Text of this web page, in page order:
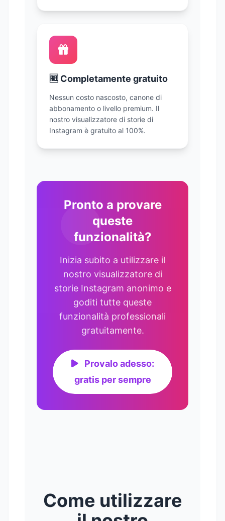
🆓 Completamente gratuito
Nessun costo nascosto, canone di
abbonamento o livello premium. Il
nostro visualizzatore di storie di
Instagram è gratuito al 100%.
Pronto a provare
queste
funzionalità?
Inizia subito a utilizzare il
nostro visualizzatore di
storie Instagram anonimo e
goditi tutte queste
funzionalità professionali
gratuitamente.
gratis per sempre
Come utilizzare